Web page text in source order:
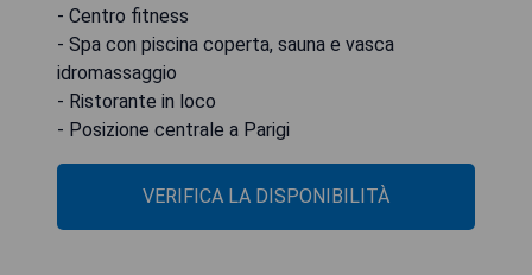
- Centro fitness
- Spa con piscina coperta, sauna e vasca
idromassaggio
- Ristorante in loco
- Posizione centrale a Parigi
VERIFICA LA DISPONIBILITÀ